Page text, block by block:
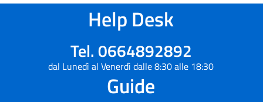
Help Desk
Tel. 0664892892
dal Lunedì al Venerdì dalle 8:30 alle 18:30
Guide